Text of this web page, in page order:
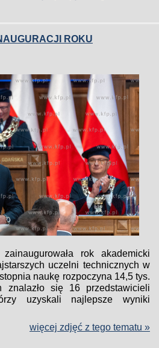
ROKU
rok akademicki
uczelni technicznych w
naukę rozpoczyna 14,5 tys.
znalazło się 16 przedstawicieli
uzyskali najlepsze wyniki
więcej zdjęć z tego tematu »